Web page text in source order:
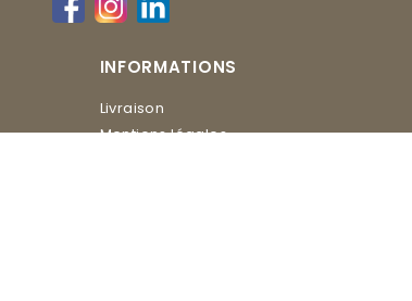
INFORMATIONS
Livraison
Mentions légales